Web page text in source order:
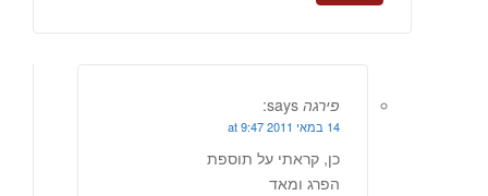
פירגה says:
14 במאי 2011 at 9:47
כן, קראתי על תוספת
הפרג ומאד